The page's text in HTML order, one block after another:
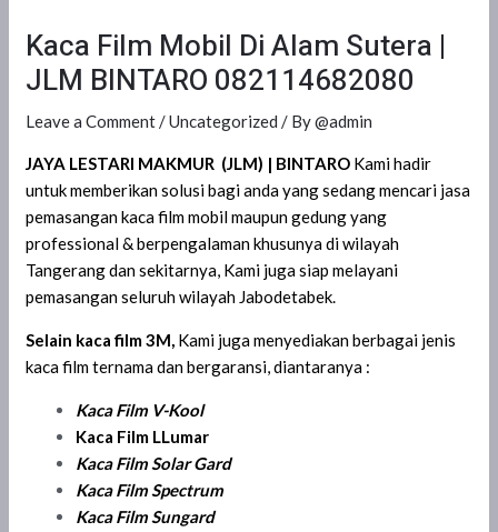
Kaca Film Mobil Di Alam Sutera |
JLM BINTARO 082114682080
Leave a Comment/Uncategorized / By@admin
JAYA LESTARI MAKMUR (JLM) | BINTARO Kami hadir
untuk memberikan solusi bagi anda yang sedang mencari jasa
pemasangan kaca film mobil maupun gedung yang
professional & berpengalaman khusunya di wilayah
Tangerang dan sekitarnya, Kami juga siap melayani
pemasangan seluruh wilayah Jabodetabek.
Selain kaca film 3M, Kami juga menyediakan berbagai jenis
kaca film ternama dan bergaransi, diantaranya :
Kaca Film V-Kool
Kaca Film LLumar
Kaca Film Solar Gard
Kaca Film Spectrum
Kaca Film Sungard